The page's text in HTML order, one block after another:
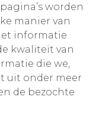
worden
manier van
informatie
kwaliteit van
die we,
uit onder meer
de bezochte